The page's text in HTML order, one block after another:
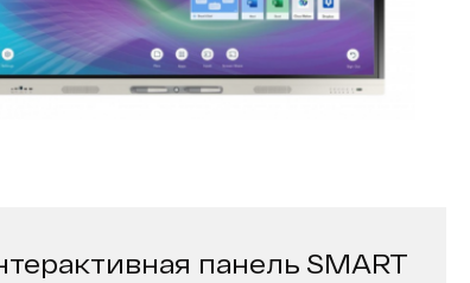
панель SMART